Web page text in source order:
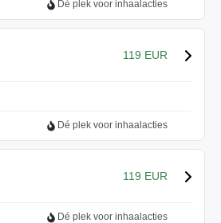
Dé plek voor inhaalacties
119 EUR
Dé plek voor inhaalacties
119 EUR
Dé plek voor inhaalacties